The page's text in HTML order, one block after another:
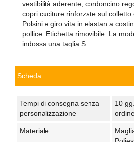
vestibilità aderente, cordoncino
copri cuciture rinforzate sul colletto
Polsini e giro vita in elastan a
pollice. Etichetta rimovibile. La
indossa una taglia S.
Scheda
Tempi di consegna senza
personalizzazione
10
Materiale